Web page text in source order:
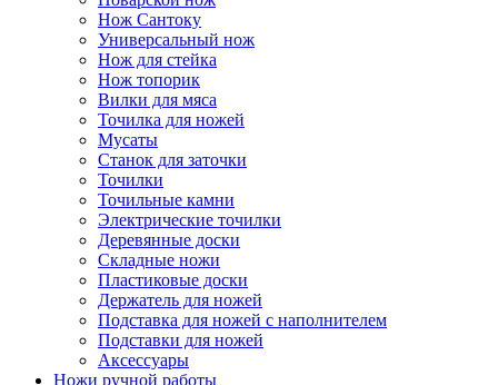
Нож Сантоку
Универсальный нож
Нож для стейка
Нож топорик
Вилки для мяса
Точилка для ножей
Мусаты
Станок для заточки
Точилки
Точильные камни
Электрические точилки
Деревянные доски
Складные ножи
Пластиковые доски
Держатель для ножей
Подставка для ножей с наполнителем
Подставки для ножей
Аксессуары
Ножи ручной работы